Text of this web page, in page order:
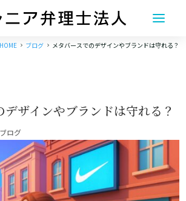
HOME 5 ブログ 5 メタバースでのデザインやブランドは守れる？
ザインやブランドは守れる？
ブログ